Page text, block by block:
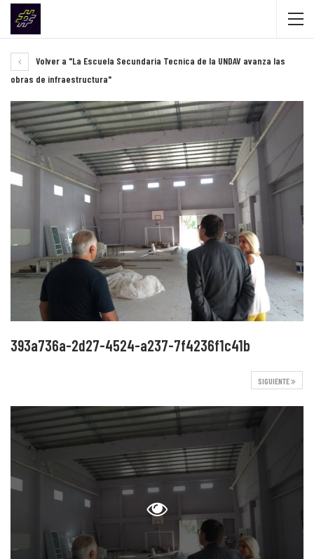
Volver a "La Escuela Secundaria Tecnica de la UNDAV avanza las
obras de infraestructura"
393a736a-2d27-4524-a237-7f4236f1c41b
SIGUIENTE